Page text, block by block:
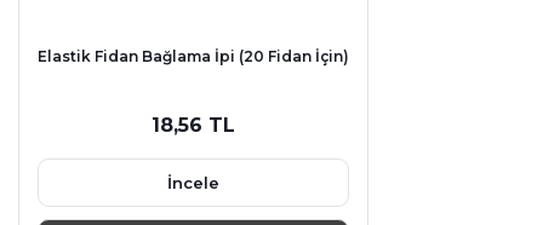
Elastik Fidan Bağlama İpi (20 Fidan İçin)
18,56 TL
İncele